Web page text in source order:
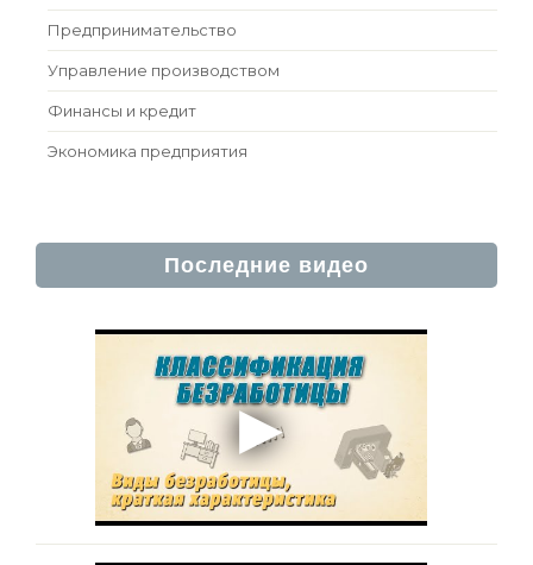
Предпринимательство
Управление производством
Финансы и кредит
Экономика предприятия
Последние видео